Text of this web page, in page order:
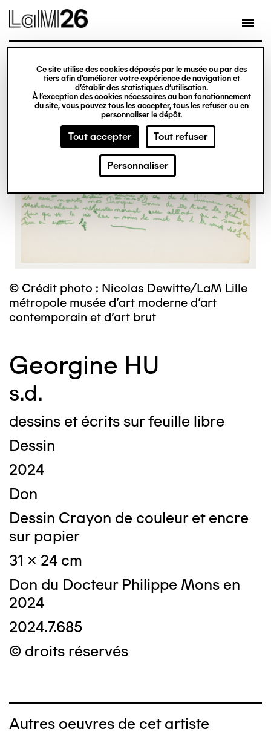
Gestion des cookies
Ce site utilise des cookies déposés par le musée ou par des
tiers afin d’améliorer votre expérience de navigation et
d’établir des statistiques d’utilisation.
À l’exception des cookies nécessaires au bon fonctionnement
du site, vous pouvez tous les accepter, tous les refuser ou en
personnaliser le dépôt.
Tout accepter Tout refuser
Personnaliser
contenu
© Crédit photo : Nicolas Dewitte/LaM Lille
métropole musée d’art moderne d’art
contemporain et d’art brut
Georgine HU
s.d.
dessins et écrits sur feuille libre
Dessin
2024
Don
Dessin Crayon de couleur et encre
sur papier
31 x 24 cm
Don du Docteur Philippe Mons en
2024
2024.7.685
© droits réservés
Autres oeuvres de cet artiste